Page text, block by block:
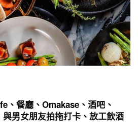
、餐廳、Omakase、酒吧、
男女朋友拍拖打卡、放工飲酒